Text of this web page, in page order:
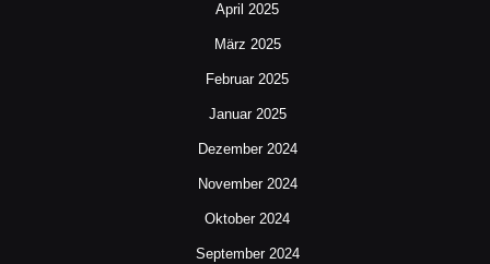
April 2025
März 2025
Februar 2025
Januar 2025
Dezember 2024
November 2024
Oktober 2024
September 2024